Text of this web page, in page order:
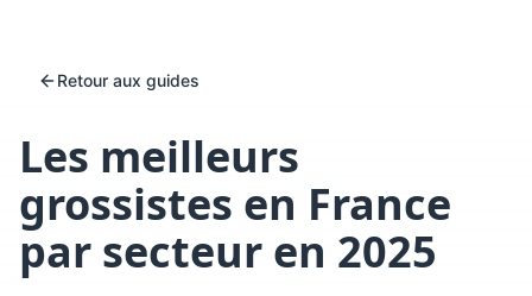
Retour aux guides
Les meilleurs
grossistes en France
par secteur en 2025